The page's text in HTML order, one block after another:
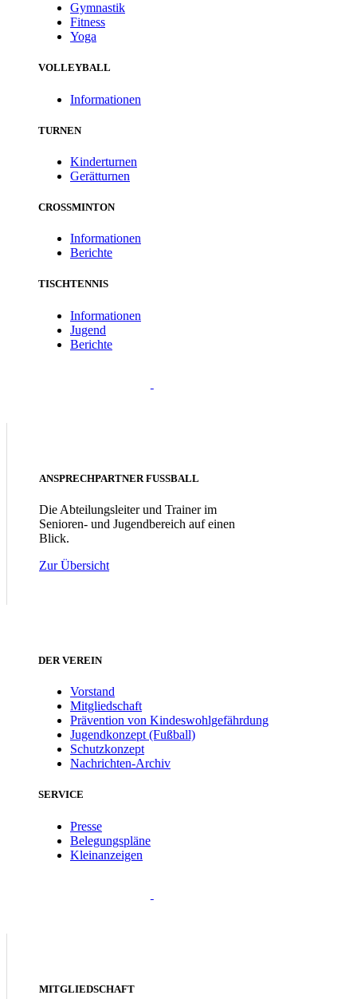
Gymnastik
Fitness
Yoga
VOLLEYBALL
Informationen
TURNEN
Kinderturnen
Gerätturnen
CROSSMINTON
Informationen
Berichte
TISCHTENNIS
Informationen
Jugend
Berichte
ANSPRECHPARTNER FUSSBALL
Die Abteilungsleiter und Trainer im
Senioren- und Jugendbereich auf einen
Blick.
Zur Übersicht
DER VEREIN
Vorstand
Mitgliedschaft
Prävention von Kindeswohlgefährdung
Jugendkonzept (Fußball)
Schutzkonzept
Nachrichten-Archiv
SERVICE
Presse
Belegungspläne
Kleinanzeigen
MITGLIEDSCHAFT